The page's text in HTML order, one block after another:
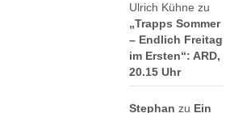
Ulrich Kühne zu
„Trapps Sommer
– Endlich Freitag
im Ersten“: ARD,
20.15 Uhr
Stephan zu Ein